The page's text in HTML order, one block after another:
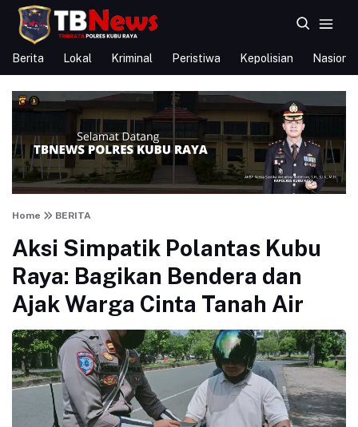
Berita Lokal Kriminal Peristiwa Kepolisian Nasional
Home BERITA
Aksi Simpatik Polantas Kubu
Raya: Bagikan Bendera dan
Ajak Warga Cinta Tanah Air